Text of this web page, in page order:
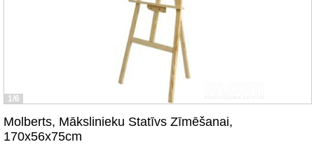
1/6
Molberts, Mākslinieku Statīvs Zīmēšanai,
170x56x75cm